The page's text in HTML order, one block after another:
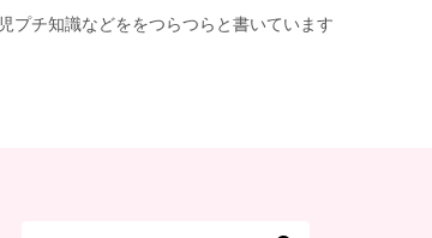
プチ知識などををつらつらと書いています